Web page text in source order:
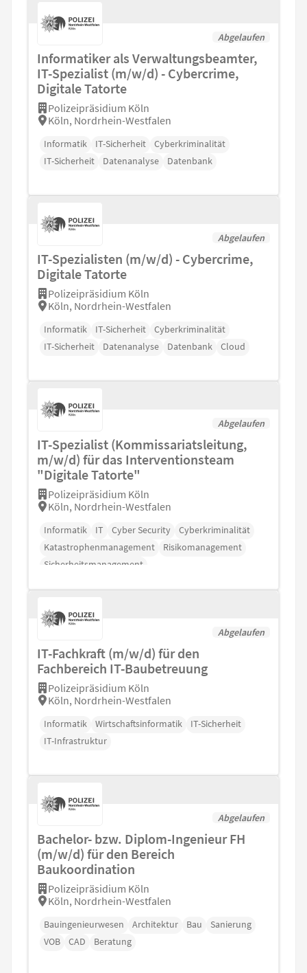
Abgelaufen
Informatiker als Verwaltungsbeamter,
IT-Spezialist (m/w/d) - Cybercrime,
Digitale Tatorte
Polizeipräsidium Köln
Köln, Nordrhein-Westfalen
Informatik IT-Sicherheit
Cyberkriminalität
IT-Sicherheit
Datenanalyse Datenbank
Abgelaufen
IT-Spezialisten (m/w/d) - Cybercrime,
Digitale Tatorte
Polizeipräsidium Köln
Köln, Nordrhein-Westfalen
Informatik IT-Sicherheit
Cyberkriminalität
IT-Sicherheit
Datenanalyse Datenbank Cloud
Abgelaufen
IT-Spezialist (Kommissariatsleitung,
m/w/d) für das Interventionsteam
"Digitale Tatorte"
Polizeipräsidium Köln
Köln, Nordrhein-Westfalen
Informatik IT Cyber Security
Cyberkriminalität
Katastrophenmanagement
Risikomanagement
Sicherheitsmanagement
Abgelaufen
IT-Fachkraft (m/w/d) für den
Fachbereich IT-Baubetreuung
Polizeipräsidium Köln
Köln, Nordrhein-Westfalen
Informatik Wirtschaftsinformatik
IT-Sicherheit
IT-Infrastruktur
Abgelaufen
Bachelor- bzw. Diplom-Ingenieur FH
(m/w/d) für den Bereich
Baukoordination
Polizeipräsidium Köln
Köln, Nordrhein-Westfalen
Bauingenieurwesen Architektur Bau
Sanierung
VOB
CAD Beratung